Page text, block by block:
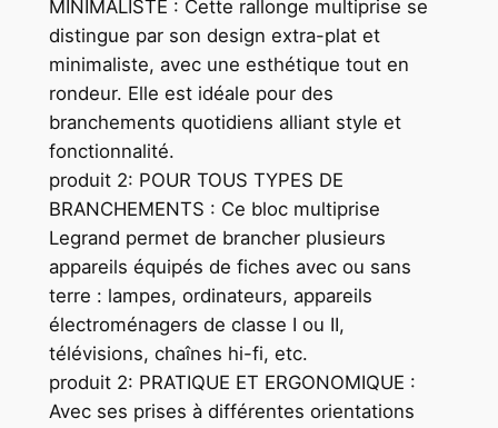
MINIMALISTE : Cette rallonge multiprise se
distingue par son design extra-plat et
minimaliste, avec une esthétique tout en
rondeur. Elle est idéale pour des
branchements quotidiens alliant style et
fonctionnalité.
produit 2: POUR TOUS TYPES DE
BRANCHEMENTS : Ce bloc multiprise
Legrand permet de brancher plusieurs
appareils équipés de fiches avec ou sans
terre : lampes, ordinateurs, appareils
électroménagers de classe I ou II,
télévisions, chaînes hi-fi, etc.
produit 2: PRATIQUE ET ERGONOMIQUE :
Avec ses prises à différentes orientations